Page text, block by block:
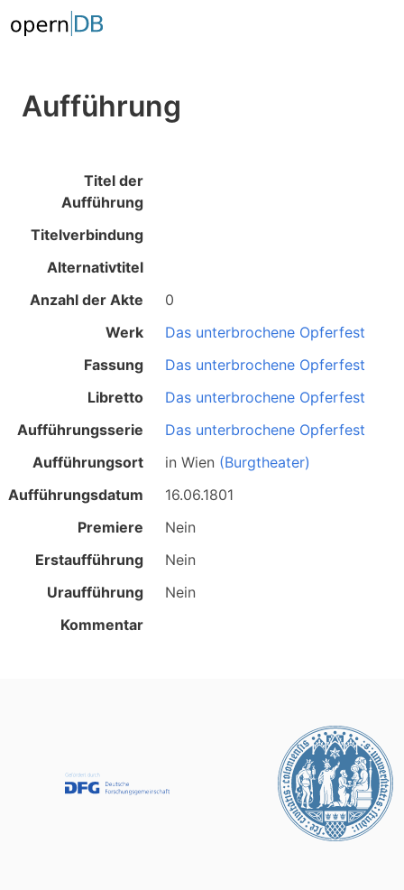
Aufführung
Titel der
Aufführung
Titelverbindung
Alternativtitel
Anzahl der Akte
0
Werk
Das unterbrochene Opferfest
Fassung
Das unterbrochene Opferfest
Libretto
Das unterbrochene Opferfest
Aufführungsserie
Das unterbrochene Opferfest
Aufführungsort
inWien (Burgtheater)
Aufführungsdatum
16.06.1801
Premiere
Nein
Erstaufführung
Nein
Uraufführung
Nein
Kommentar